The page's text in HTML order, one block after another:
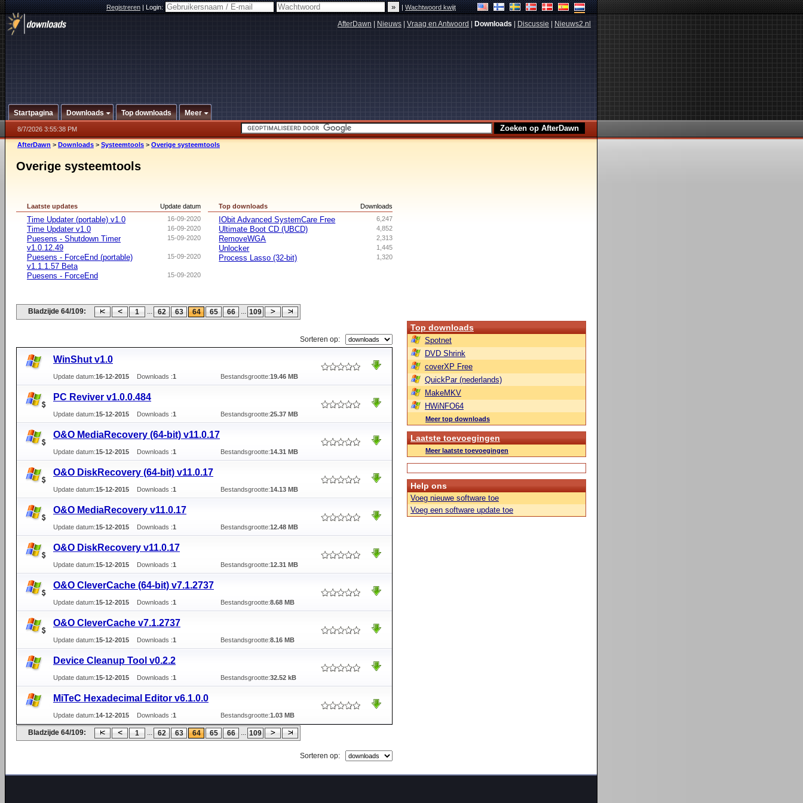
Registreren|Login: |Wachtwoord kwijt
AfterDawn Nieuws Vraag en Antwoord Downloads Discussie Nieuws2.nl
Startpagina Downloads Top downloads Meer
8/7/2026 3:55:38 PM
AfterDawn > Downloads > Systeemtools > Overige systeemtools
Overige systeemtools
Update datum
Laatste updates
16-09-2020
Time Updater (portable) v1.0
16-09-2020
Time Updater v1.0
15-09-2020
Puesens - Shutdown Timer
v1.0.12.49
15-09-2020
Puesens - ForceEnd (portable)
v1.1.1.57 Beta
15-09-2020
Puesens - ForceEnd
Downloads
Top downloads
6,247
IObit Advanced SystemCare Free
4,852
Ultimate Boot CD (UBCD)
2,313
RemoveWGA
1,445
Unlocker
1,320
Process Lasso (32-bit)
Bladzijde 64/109: 1 ... 62 63 64 65 66 ... 109
Sorteren op:
WinShut v1.0
Update datum:16-12-2015 Downloads :1 Bestandsgrootte:19.46 MB
PC Reviver v1.0.0.484
Update datum:15-12-2015 Downloads :1 Bestandsgrootte:25.37 MB
O&O MediaRecovery (64-bit) v11.0.17
Update datum:15-12-2015 Downloads :1 Bestandsgrootte:14.31 MB
O&O DiskRecovery (64-bit) v11.0.17
Update datum:15-12-2015 Downloads :1 Bestandsgrootte:14.13 MB
O&O MediaRecovery v11.0.17
Update datum:15-12-2015 Downloads :1 Bestandsgrootte:12.48 MB
O&O DiskRecovery v11.0.17
Update datum:15-12-2015 Downloads :1 Bestandsgrootte:12.31 MB
O&O CleverCache (64-bit) v7.1.2737
Update datum:15-12-2015 Downloads :1 Bestandsgrootte:8.68 MB
O&O CleverCache v7.1.2737
Update datum:15-12-2015 Downloads :1 Bestandsgrootte:8.16 MB
Device Cleanup Tool v0.2.2
Update datum:15-12-2015 Downloads :1 Bestandsgrootte:32.52 kB
MiTeC Hexadecimal Editor v6.1.0.0
Update datum:14-12-2015 Downloads :1 Bestandsgrootte:1.03 MB
Bladzijde 64/109: 1 ... 62 63 64 65 66 ... 109
Sorteren op:
Top downloads
Spotnet
DVD Shrink
coverXP Free
QuickPar (nederlands)
MakeMKV
HWiNFO64
Meer top downloads
Laatste toevoegingen
Meer laatste toevoegingen
Help ons
Voeg nieuwe software toe
Voeg een software update toe